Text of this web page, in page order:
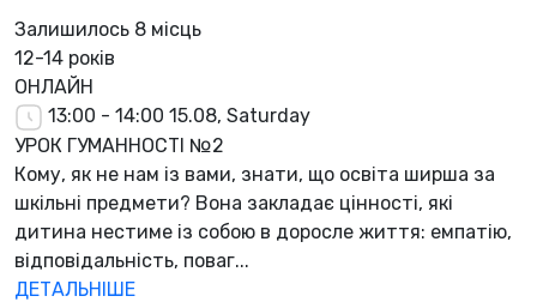
Залишилось 8 місць
12-14 років
ОНЛАЙН
13:00 - 14:00 15.08, Saturday
УРОК ГУМАННОСТІ №2
Кому, як не нам із вами, знати, що освіта ширша за
шкільні предмети? Вона закладає цінності, які
дитина нестиме із собою в доросле життя: емпатію,
відповідальність, поваг...
ДЕТАЛЬНІШЕ